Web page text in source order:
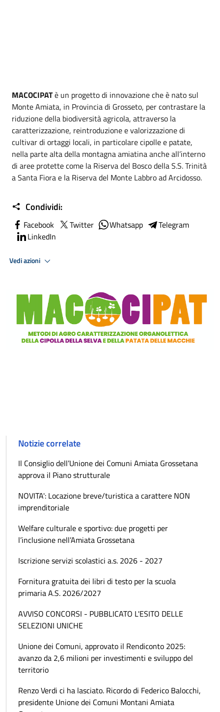
MACOCIPATè un progetto di innovazione che è nato sul
Monte Amiata, in Provincia di Grosseto, per contrastare la
riduzione della biodiversità agricola, attraverso la
caratterizzazione, reintroduzione e valorizzazione di
cultivar di ortaggi locali, in particolare cipolle e patate,
nella parte alta della montagna amiatina anche all’interno
di aree protette come la Riserva del Bosco della S.S. Trinità
a Santa Fiora e la Riserva del Monte Labbro ad Arcidosso.
Condividi:
Facebook Twitter Whatsapp
Telegram
LinkedIn
Vedi azioni
Notizie correlate
Il Consiglio dell’Unione dei Comuni Amiata Grossetana
approva il Piano strutturale
NOVITA': Locazione breve/turistica a carattere NON
imprenditoriale
Welfare culturale e sportivo: due progetti per
l’inclusione nell’Amiata Grossetana
Iscrizione servizi scolastici a.s. 2026 - 2027
Fornitura gratuita dei libri di testo per la scuola
primaria A.S. 2026/2027
AVVISO CONCORSI - PUBBLICATO L'ESITO DELLE
SELEZIONI UNICHE
Unione dei Comuni, approvato il Rendiconto 2025:
avanzo da 2,6 milioni per investimenti e sviluppo del
territorio
Renzo Verdi ci ha lasciato. Ricordo di Federico Balocchi,
presidente Unione dei Comuni Montani Amiata